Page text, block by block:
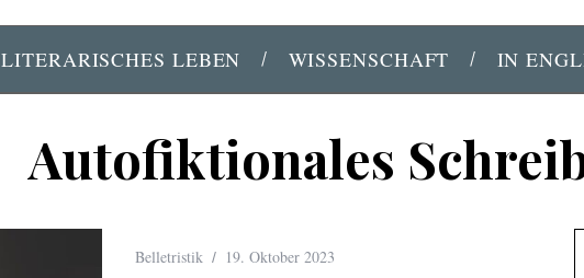
LITERARISCHES LEBEN WISSENSCHAFT IN
Autofiktionales
Belletristik 19. Oktober 2023